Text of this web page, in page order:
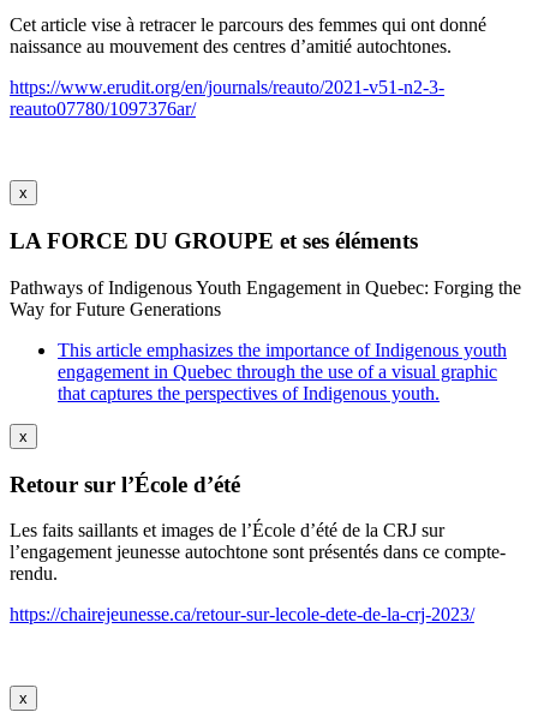
Cet article vise à retracer le parcours des femmes qui ont donné
naissance au mouvement des centres d’amitié autochtones.
https://www.erudit.org/en/journals/reauto/2021-v51-n2-3-
reauto07780/1097376ar/
x
LA FORCE DU GROUPE et ses éléments
Pathways of Indigenous Youth Engagement in Quebec: Forging the
Way for Future Generations
This article emphasizes the importance of Indigenous youth
engagement in Quebec through the use of a visual graphic
that captures the perspectives of Indigenous youth.
x
Retour sur l’École d’été
Les faits saillants et images de l’École d’été de la CRJ sur
l’engagement jeunesse autochtone sont présentés dans ce compte-
rendu.
https://chairejeunesse.ca/retour-sur-lecole-dete-de-la-crj-2023/
x